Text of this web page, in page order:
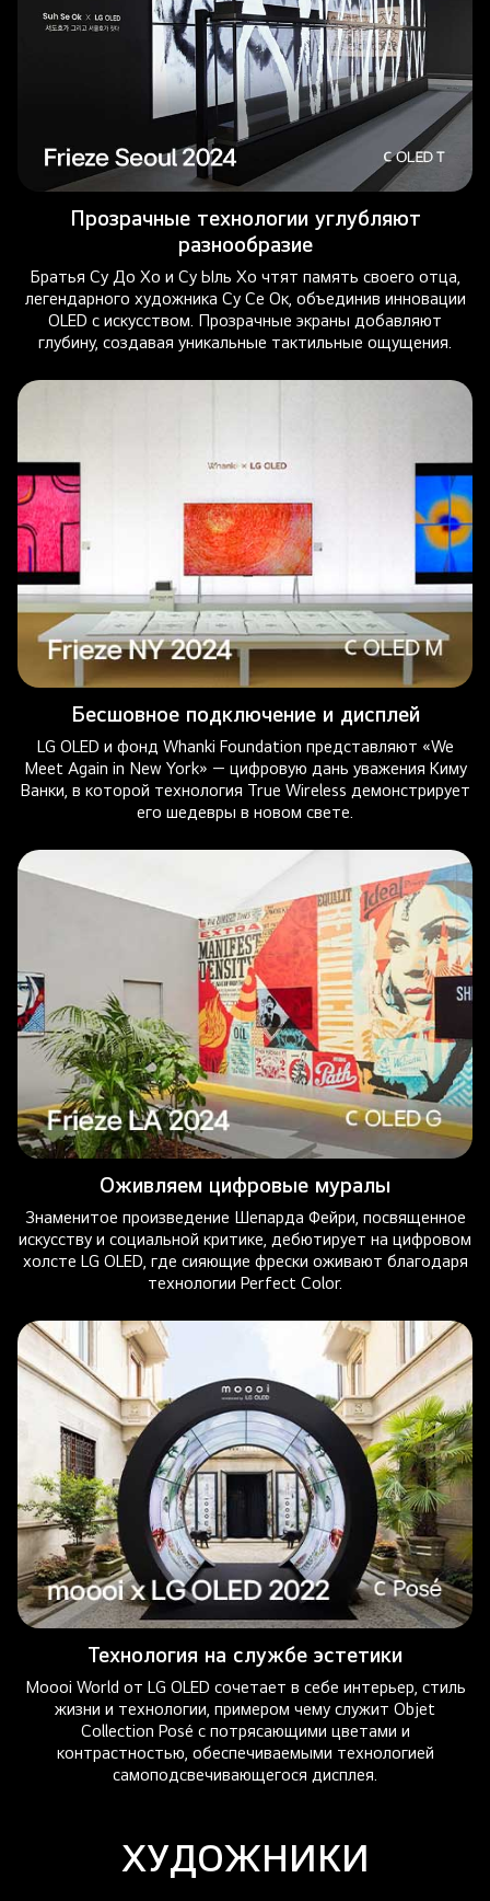
Прозрачные технологии углубляют
разнообразие
Братья Су До Хо и Су Ыль Хо чтят память своего отца,
легендарного художника Су Се Ок, объединив инновации
OLED с искусством. Прозрачные экраны добавляют
глубину, создавая уникальные тактильные ощущения.
Бесшовное подключение и дисплей
LG OLED и фонд Whanki Foundation представляют «We
Meet Again in New York» — цифровую дань уважения Киму
Ванки, в которой технология True Wireless демонстрирует
его шедевры в новом свете.
Оживляем цифровые муралы
Знаменитое произведение Шепарда Фейри, посвященное
искусству и социальной критике, дебютирует на цифровом
холсте LG OLED, где сияющие фрески оживают благодаря
технологии Perfect Color.
Технология на службе эстетики
Moooi World от LG OLED сочетает в себе интерьер, стиль
жизни и технологии, примером чему служит Objet
Collection Posé с потрясающими цветами и
контрастностью, обеспечиваемыми технологией
самоподсвечивающегося дисплея.
ХУДОЖНИКИ